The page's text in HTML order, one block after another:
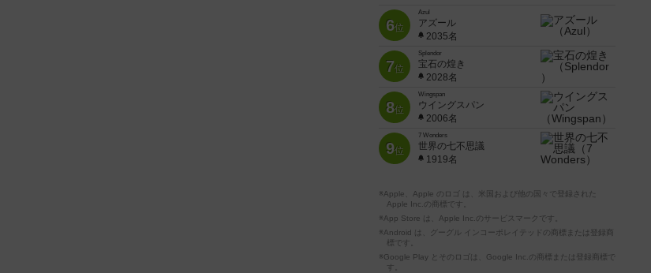
6位
Azul
アズール
2035名
7位
Splendor
宝石の煌き
2028名
8位
Wingspan
ウイングスパン
2006名
9位
7 Wonders
世界の七不思議
1919名
※Apple、Apple のロゴ は、米国および他の国々で登録された
Apple Inc.の商標です。
※App Store は、Apple Inc.のサービスマークです。
※Android は、グーグル インコーポレイテッドの商標または登録商
標です。
※Google Play とそのロゴは、Google Inc.の商標または登録商標で
す。